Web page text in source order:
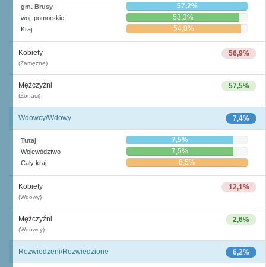
gm. Brusy 57,2%
woj. pomorskie 53,3%
Kraj 54,0%
56,9%
Kobiety
(Zamężne)
57,5%
Mężczyźni
(Żonaci)
7,4%
Wdowcy/Wdowy
Tutaj 7,5%
Województwo 7,5%
Cały kraj 8,5%
12,1%
Kobiety
(Wdowy)
2,6%
Mężczyźni
(Wdowcy)
6,2%
Rozwiedzeni/Rozwiedzione